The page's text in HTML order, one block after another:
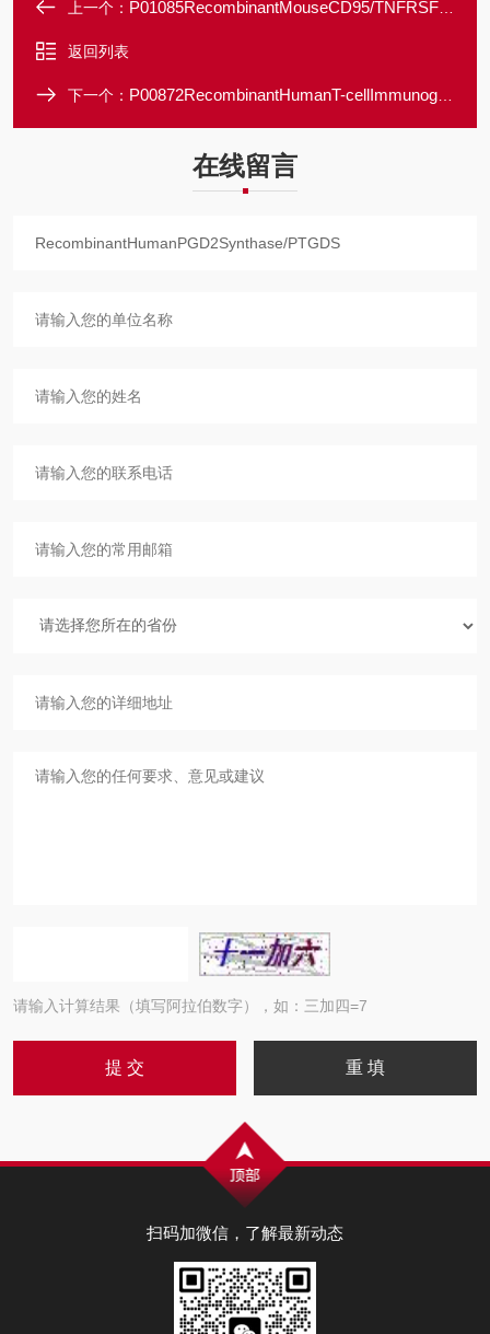
上一个： P01085RecombinantMouseCD95/TNFRSF6/FAS
返回列表
下一个： P00872RecombinantHumanT-cellImmunoglobulinandMucinDomain-containingProtein4/Tim-4
在线留言
请输入计算结果（填写阿拉伯数字），如：三加四=7
扫码加微信，了解最新动态